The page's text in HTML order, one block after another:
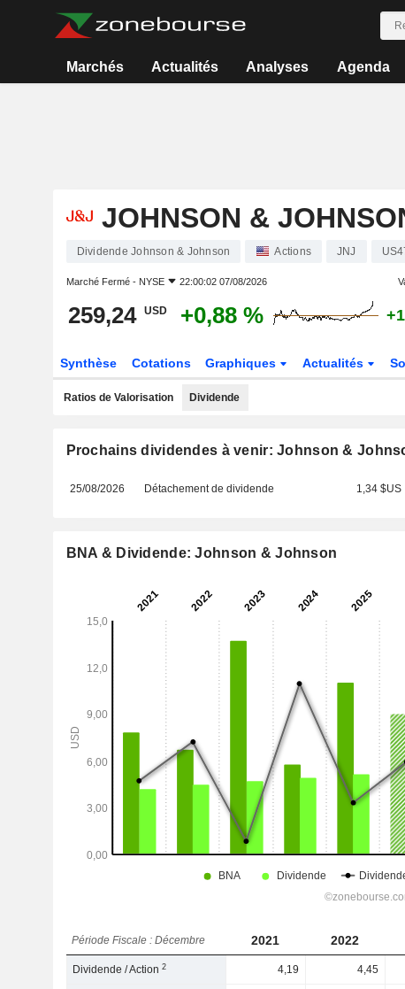
Marchés Actualités Analyses Agenda
JOHNSON &
Dividende Johnson & Johnson Actions JNJ
Marché Fermé - NYSE 22:00:02 07/08/2026
259,24 USD +0,88 %
Synthèse Cotations Graphiques Actualités
Ratios de Valorisation Dividende
Prochains dividendes à venir: Johnson &
25/08/2026 Détachement de dividende 1,34 $US
BNA & Dividende: Johnson & Johnson
Période Fiscale : Décembre 2021 2022
Dividende / Action2 4,19 4,45